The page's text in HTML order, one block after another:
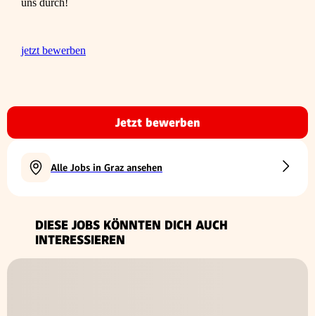
uns durch!
jetzt bewerben
Jetzt bewerben
Alle Jobs in Graz ansehen
DIESE JOBS KÖNNTEN DICH AUCH
INTERESSIEREN